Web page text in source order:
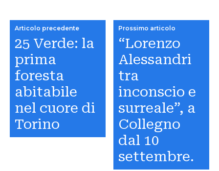
Articolo precedente
25 Verde: la
prima
foresta
abitabile
nel cuore di
Torino
Prossimo articolo
“Lorenzo
Alessandri
tra
inconscio e
surreale”, a
Collegno
dal 10
settembre.